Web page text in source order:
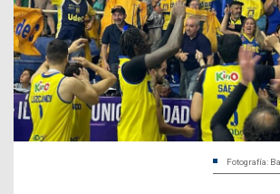
Fotografía: